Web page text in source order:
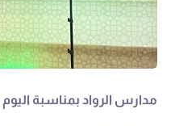
مدارس الرواد بمناسبة اليوم